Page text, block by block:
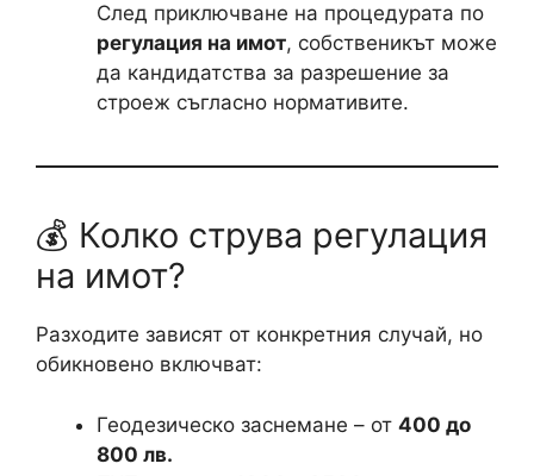
След приключване на процедурата по
регулация на имот, собственикът може
да кандидатства за разрешение за
строеж съгласно нормативите.
💰 Колко струва регулация
на имот?
Разходите зависят от конкретния случай, но
обикновено включват:
Геодезическо заснемане – от 400 до
800 лв.